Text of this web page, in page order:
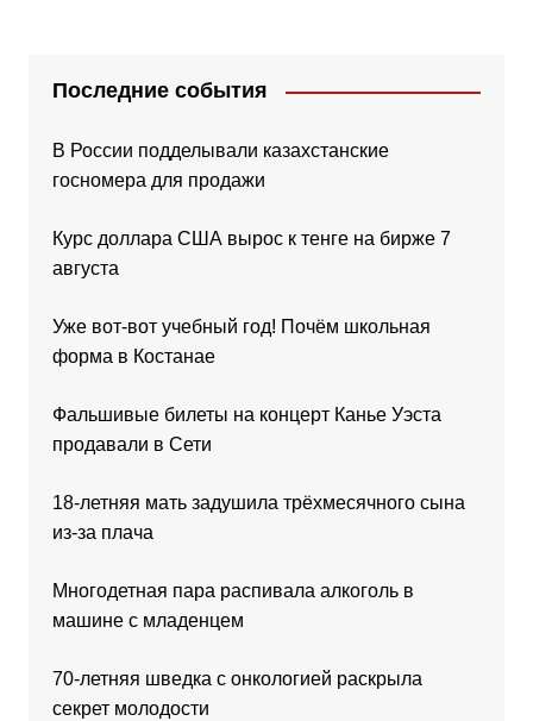
Последние события
В России подделывали казахстанские
госномера для продажи
Курс доллара США вырос к тенге на бирже 7
августа
Уже вот-вот учебный год! Почём школьная
форма в Костанае
Фальшивые билеты на концерт Канье Уэста
продавали в Сети
18-летняя мать задушила трёхмесячного сына
из-за плача
Многодетная пара распивала алкоголь в
машине с младенцем
70-летняя шведка с онкологией раскрыла
секрет молодости